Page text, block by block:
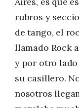
rubros y
de tango, el
llamado Rock
y por otro
su casillero.
nosotros